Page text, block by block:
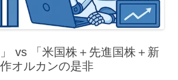
」 vs 「米国株＋先進国株＋新
オルカンの是非